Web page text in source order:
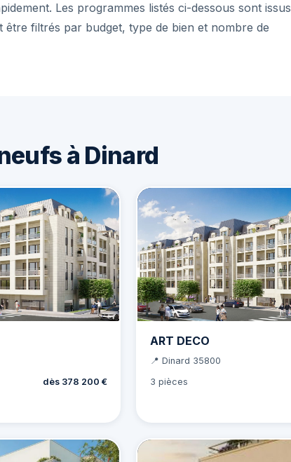
Les programmes listés ci-dessous sont issus
être filtrés par budget, type de bien et nombre de
à Dinard
dès 378 200 €
ART DECO
📍 Dinard 35800
3 pièces